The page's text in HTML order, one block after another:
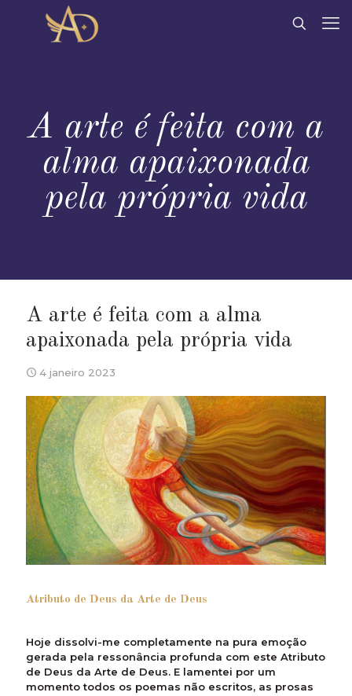
A arte é feita com a
alma apaixonada
pela própria vida
A arte é feita com a alma
apaixonada pela própria vida
4 janeiro 2023
Atributo de Deus da Arte de Deus
Hoje dissolvi-me completamente na pura emoção
gerada pela ressonância profunda com este Atributo
de Deus da Arte de Deus. E lamentei por um
momento todos os poemas não escritos, as prosas